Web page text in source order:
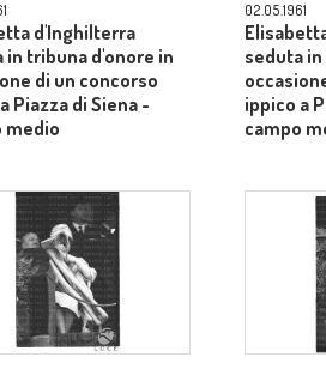
d'Inghilterra
in tribuna d'onore in
di un concorso
Piazza di Siena -
medio
02.05.1961
seduta
ippico a
campo